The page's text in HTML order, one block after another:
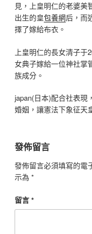
見，上皇明仁的老婆美
出生的皇包養網后，而
擇了嫁給布衣。
上皇明仁的長女清子
女典子嫁給一位神社掌
族成分。
japan(日本)配合社表現
婚姻，讓憲法下象征天
發佈留言
發佈留言必須填寫的電
示為 *
留言*